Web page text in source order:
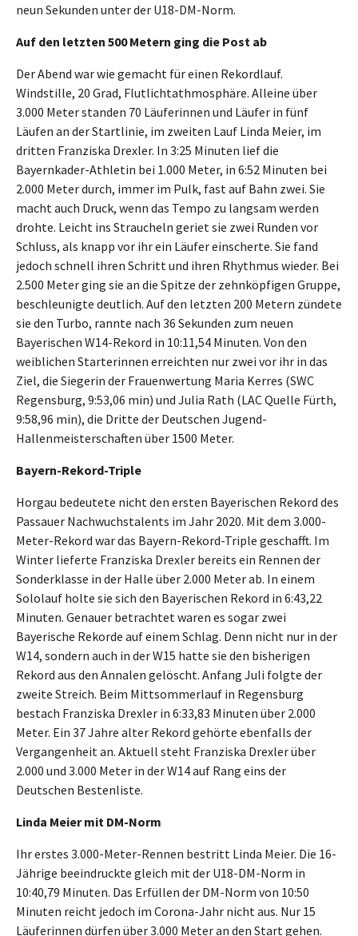
neun Sekunden unter der U18-DM-Norm.
Auf den letzten 500 Metern ging die Post ab
Der Abend war wie gemacht für einen Rekordlauf.
Windstille, 20 Grad, Flutlichtathmosphäre. Alleine über
3.000 Meter standen 70 Läuferinnen und Läufer in fünf
Läufen an der Startlinie, im zweiten Lauf Linda Meier, im
dritten Franziska Drexler. In 3:25 Minuten lief die
Bayernkader-Athletin bei 1.000 Meter, in 6:52 Minuten bei
2.000 Meter durch, immer im Pulk, fast auf Bahn zwei. Sie
macht auch Druck, wenn das Tempo zu langsam werden
drohte. Leicht ins Straucheln geriet sie zwei Runden vor
Schluss, als knapp vor ihr ein Läufer einscherte. Sie fand
jedoch schnell ihren Schritt und ihren Rhythmus wieder. Bei
2.500 Meter ging sie an die Spitze der zehnköpfigen Gruppe,
beschleunigte deutlich. Auf den letzten 200 Metern zündete
sie den Turbo, rannte nach 36 Sekunden zum neuen
Bayerischen W14-Rekord in 10:11,54 Minuten. Von den
weiblichen Starterinnen erreichten nur zwei vor ihr in das
Ziel, die Siegerin der Frauenwertung Maria Kerres (SWC
Regensburg, 9:53,06 min) und Julia Rath (LAC Quelle Fürth,
9:58,96 min), die Dritte der Deutschen Jugend-
Hallenmeisterschaften über 1500 Meter.
Bayern-Rekord-Triple
Horgau bedeutete nicht den ersten Bayerischen Rekord des
Passauer Nachwuchstalents im Jahr 2020. Mit dem 3.000-
Meter-Rekord war das Bayern-Rekord-Triple geschafft. Im
Winter lieferte Franziska Drexler bereits ein Rennen der
Sonderklasse in der Halle über 2.000 Meter ab. In einem
Sololauf holte sie sich den Bayerischen Rekord in 6:43,22
Minuten. Genauer betrachtet waren es sogar zwei
Bayerische Rekorde auf einem Schlag. Denn nicht nur in der
W14, sondern auch in der W15 hatte sie den bisherigen
Rekord aus den Annalen gelöscht. Anfang Juli folgte der
zweite Streich. Beim Mittsommerlauf in Regensburg
bestach Franziska Drexler in 6:33,83 Minuten über 2.000
Meter. Ein 37 Jahre alter Rekord gehörte ebenfalls der
Vergangenheit an. Aktuell steht Franziska Drexler über
2.000 und 3.000 Meter in der W14 auf Rang eins der
Deutschen Bestenliste.
Linda Meier mit DM-Norm
Ihr erstes 3.000-Meter-Rennen bestritt Linda Meier. Die 16-
Jährige beeindruckte gleich mit der U18-DM-Norm in
10:40,79 Minuten. Das Erfüllen der DM-Norm von 10:50
Minuten reicht jedoch im Corona-Jahr nicht aus. Nur 15
Läuferinnen dürfen über 3.000 Meter an den Start gehen.